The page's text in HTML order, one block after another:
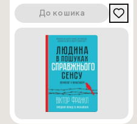
До кошика